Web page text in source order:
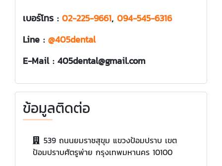
เบอร์โทร : 02-225-9661, 094-545-6316
Line : @405dental
E-Mail : 405dental@gmail.com
ข้อมูลติดต่อ
539 ถนนยมราชสุขุม แขวงป้อมปราบ เขต
ป้อมปราบศัตรูพ่าย กรุงเทพมหานคร 10100